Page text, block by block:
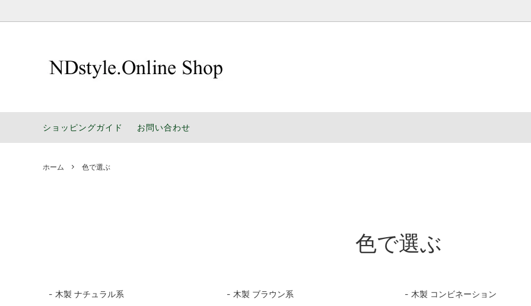
色で選ぶ デザイナーで選ぶ グッドデザイン賞で選ぶ
NDstyle.ソファのパーツ販売 工場通信で知る 家具づくりの裏側 NDstyle.製品の品番の確認方法
ショッピングガイド お問い合わせ
ホーム 色で選ぶ
色で選ぶ
木製 ナチュラル系 木製 ブラウン系 木製 コンビネーション